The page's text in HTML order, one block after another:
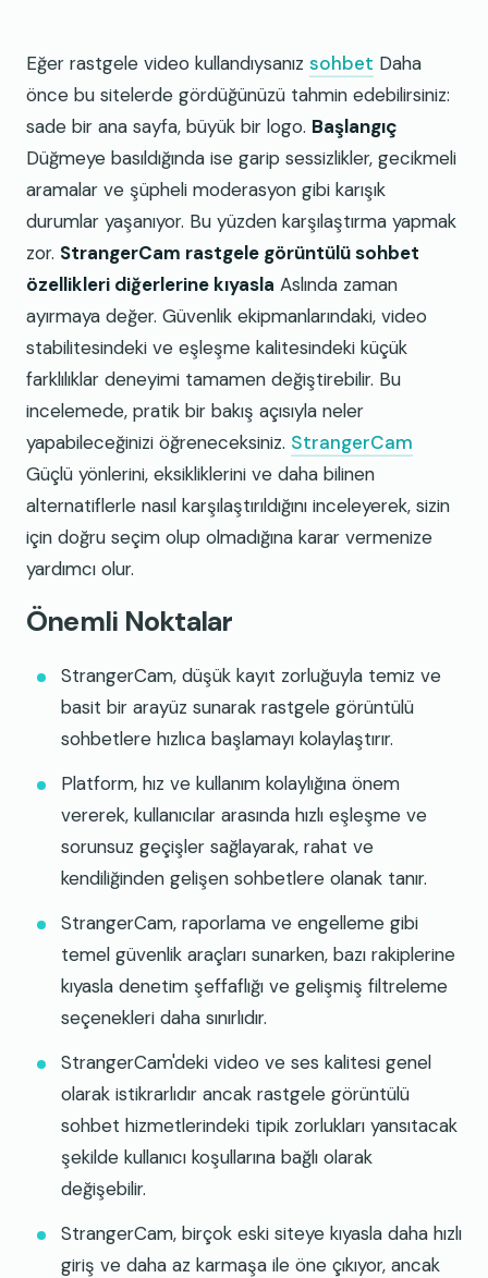
Eğer rastgele video kullandıysanız sohbet Daha
önce bu sitelerde gördüğünüzü tahmin edebilirsiniz:
sade bir ana sayfa, büyük bir logo. Başlangıç
Düğmeye basıldığında ise garip sessizlikler, gecikmeli
aramalar ve şüpheli moderasyon gibi karışık
durumlar yaşanıyor. Bu yüzden karşılaştırma yapmak
zor. StrangerCam rastgele görüntülü sohbet
özellikleri diğerlerine kıyasla Aslında zaman
ayırmaya değer. Güvenlik ekipmanlarındaki, video
stabilitesindeki ve eşleşme kalitesindeki küçük
farklılıklar deneyimi tamamen değiştirebilir. Bu
incelemede, pratik bir bakış açısıyla neler
yapabileceğinizi öğreneceksiniz. StrangerCam
Güçlü yönlerini, eksikliklerini ve daha bilinen
alternatiflerle nasıl karşılaştırıldığını inceleyerek, sizin
için doğru seçim olup olmadığına karar vermenize
yardımcı olur.
Önemli Noktalar
StrangerCam, düşük kayıt zorluğuyla temiz ve
basit bir arayüz sunarak rastgele görüntülü
sohbetlere hızlıca başlamayı kolaylaştırır.
Platform, hız ve kullanım kolaylığına önem
vererek, kullanıcılar arasında hızlı eşleşme ve
sorunsuz geçişler sağlayarak, rahat ve
kendiliğinden gelişen sohbetlere olanak tanır.
StrangerCam, raporlama ve engelleme gibi
temel güvenlik araçları sunarken, bazı rakiplerine
kıyasla denetim şeffaflığı ve gelişmiş filtreleme
seçenekleri daha sınırlıdır.
StrangerCam'deki video ve ses kalitesi genel
olarak istikrarlıdır ancak rastgele görüntülü
sohbet hizmetlerindeki tipik zorlukları yansıtacak
şekilde kullanıcı koşullarına bağlı olarak
değişebilir.
StrangerCam, birçok eski siteye kıyasla daha hızlı
giriş ve daha az karmaşa ile öne çıkıyor, ancak